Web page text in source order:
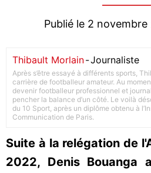
Publié le 2
Thibault Morlain-Journaliste
Après s’être essayé à différents sports,
carrière de footballeur amateur. Au
devenir footballeur professionnel et
pencher la balance d’un côté. Le voilà
du 10 Sport, après un diplôme obtenu à
Communication de Paris.
Suite à la relégation de
2022, Denis Bouanga